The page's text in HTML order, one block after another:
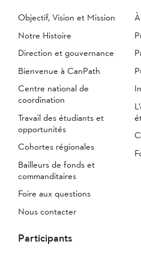
Objectif, Vision et Mission
Notre Histoire
Direction et gouvernance
Bienvenue à CanPath
Centre national de
coordination
Travail des étudiants et
opportunités
Cohortes régionales
Bailleurs de fonds et
commanditaires
Foire aux questions
Nous contacter
Participants